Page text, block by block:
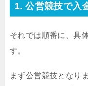
1. 公営競技で入
それでは順番に、具
す。
まず公営競技となり